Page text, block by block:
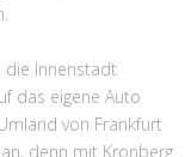
die Innenstadt
das eigene Auto
von Frankfurt
denn mit Kronberg